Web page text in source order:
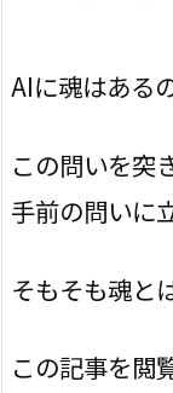
AIに魂はある
この問いを突
手前の問いに
そもそも魂と
この記事を閲